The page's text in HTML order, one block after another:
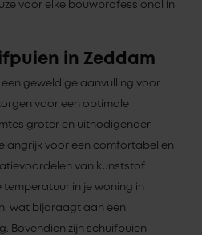
voor elke bouwprofessional in
in Zeddam
geweldige aanvulling voor
voor een optimale
groter en uitnodigender
voor een comfortabel en
van kunststof
temperatuur in je woning in
wat bijdraagt aan een
Bovendien zijn schuifpuien